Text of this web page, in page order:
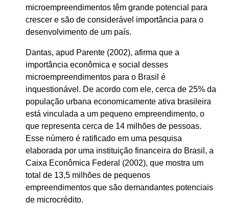
microempreendimentos têm grande potencial para
crescer e são de considerável importância para o
desenvolvimento de um país.
Dantas, apud Parente (2002), afirma que a
importância econômica e social desses
microempreendimentos para o Brasil é
inquestionável. De acordo com ele, cerca de 25% da
população urbana economicamente ativa brasileira
está vinculada a um pequeno empreendimento, o
que representa cerca de 14 milhões de pessoas.
Esse número é ratificado em uma pesquisa
elaborada por uma instituição financeira do Brasil, a
Caixa Econômica Federal (2002), que mostra um
total de 13,5 milhões de pequenos
empreendimentos que são demandantes potenciais
de microcrédito.